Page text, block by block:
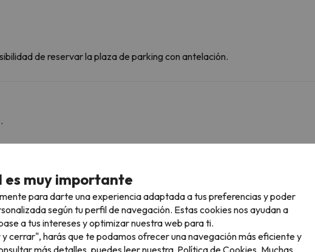
de reservar la plaza de parking con antelación.
1.7 km 4 min Vignec - Saint-Lary 1700
es muy importante
para darte una experiencia adaptada a tus preferencias y poder
según tu perfil de navegación. Estas cookies nos ayudan a
a tus intereses y optimizar nuestra web para ti.
cerrar", harás que te podamos ofrecer una navegación más eficiente y
más detalles, puedes leer nuestra Política de Cookies. Muchas